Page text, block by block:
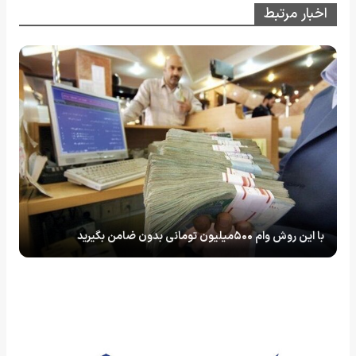
اخبار مرتبط
با این روش وام ۵۰۰میلیون تومانی بدون ضامن بگیرید